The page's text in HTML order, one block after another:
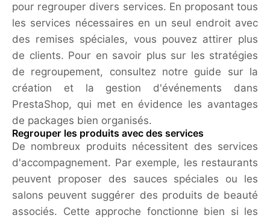
pour regrouper divers services. En proposant tous
les services nécessaires en un seul endroit avec
des remises spéciales, vous pouvez attirer plus
de clients. Pour en savoir plus sur les stratégies
de regroupement, consultez notre guide sur la
création et la gestion d'événements dans
PrestaShop, qui met en évidence les avantages
de packages bien organisés.
Regrouper les produits avec des services
De nombreux produits nécessitent des services
d'accompagnement. Par exemple, les restaurants
peuvent proposer des sauces spéciales ou les
salons peuvent suggérer des produits de beauté
associés. Cette approche fonctionne bien si les